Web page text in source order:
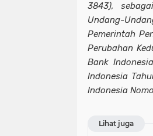
3843),
Undang-
Pemerintah
Perubahan
Bank
Indonesia
Indonesia
Lihat juga